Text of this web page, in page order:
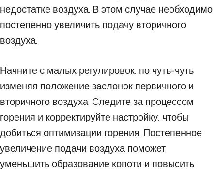
недостатке воздуха. В этом случае необходимо
постепенно увеличить подачу вторичного
воздуха.
Начните с малых регулировок, по чуть-чуть
изменяя положение заслонок первичного и
вторичного воздуха. Следите за процессом
горения и корректируйте настройку, чтобы
добиться оптимизации горения. Постепенное
увеличение подачи воздуха поможет
уменьшить образование копоти и повысить